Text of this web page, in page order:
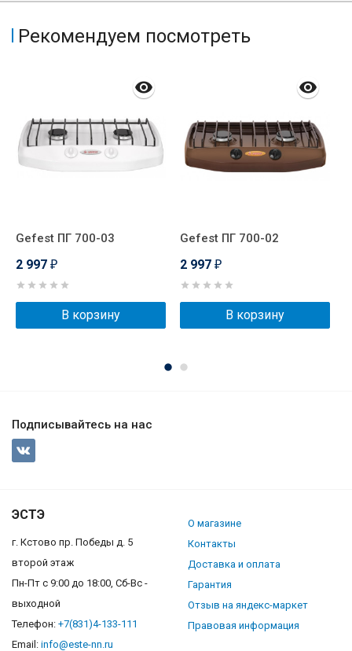
Рекомендуем посмотреть
Gefest ПГ 700-03
2 997 ₽
В корзину
Gefest ПГ 700-02
2 997 ₽
В корзину
Подписывайтесь на нас
ЭСТЭ
г. Кстово пр. Победы д. 5
второй этаж
Пн-Пт с 9:00 до 18:00, Сб-Вс -
выходной
Телефон: +7(831)4-133-111
Email: info@este-nn.ru
О магазине
Контакты
Доставка и оплата
Гарантия
Отзыв на яндекс-маркет
Правовая информация